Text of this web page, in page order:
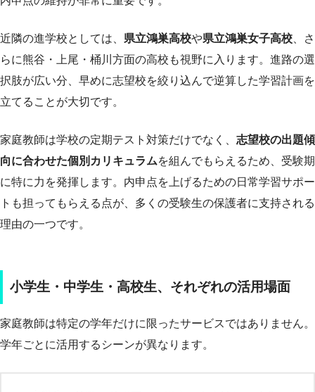
近隣の進学校としては、 県立鴻巣高校や県立鴻巣女子高校 、さ
らに熊谷・上尾・桶川方面の高校も視野に入ります。進路の選
択肢が広い分、早めに志望校を絞り込んで逆算した学習計画を
立てることが大切です。
家庭教師は学校の定期テスト対策だけでなく、 志望校の出題傾
向に合わせた個別カリキュラムを組んでもらえるため、受験期
に特に力を発揮します。内申点を上げるための日常学習サポー
トも担ってもらえる点が、多くの受験生の保護者に支持される
理由の一つです。
小学生・中学生・高校生、それぞれの活用場面
家庭教師は特定の学年だけに限ったサービスではありません。
学年ごとに活用するシーンが異なります。